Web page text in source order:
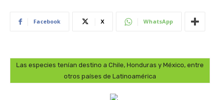
Facebook X WhatsApp
Las especies tenían destino a Chile, Honduras y México, entre
otros países de Latinoamérica